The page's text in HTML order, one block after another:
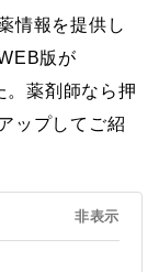
情報を提供し
版が
。薬剤師なら押
ップしてご紹
非表示